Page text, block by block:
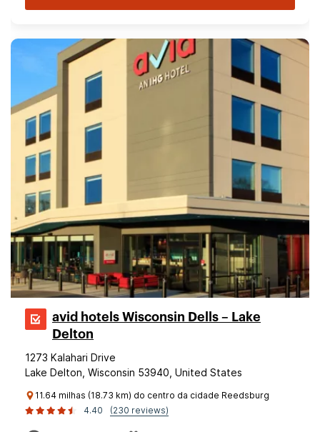
avid hotels Wisconsin Dells – Lake
Delton
1273 Kalahari Drive
Lake Delton, Wisconsin 53940, United States
11.64 milhas (18.73 km) do centro da cidade Reedsburg
4.40
(230 reviews)